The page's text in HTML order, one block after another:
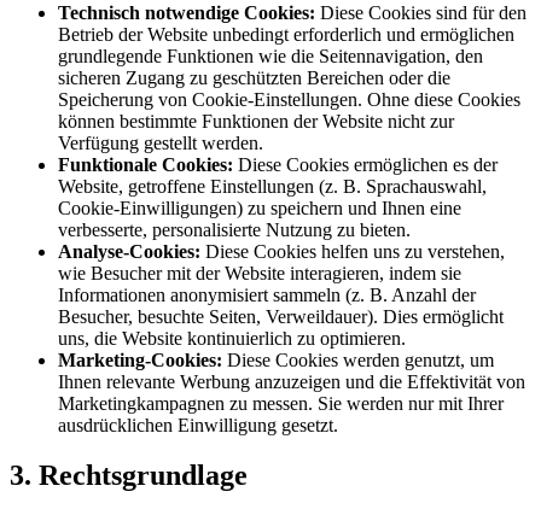
Technisch notwendige Cookies: Diese Cookies sind für den
Betrieb der Website unbedingt erforderlich und ermöglichen
grundlegende Funktionen wie die Seitennavigation, den
sicheren Zugang zu geschützten Bereichen oder die
Speicherung von Cookie-Einstellungen. Ohne diese Cookies
können bestimmte Funktionen der Website nicht zur
Verfügung gestellt werden.
Funktionale Cookies: Diese Cookies ermöglichen es der
Website, getroffene Einstellungen (z. B. Sprachauswahl,
Cookie-Einwilligungen) zu speichern und Ihnen eine
verbesserte, personalisierte Nutzung zu bieten.
Analyse-Cookies: Diese Cookies helfen uns zu verstehen,
wie Besucher mit der Website interagieren, indem sie
Informationen anonymisiert sammeln (z. B. Anzahl der
Besucher, besuchte Seiten, Verweildauer). Dies ermöglicht
uns, die Website kontinuierlich zu optimieren.
Marketing-Cookies: Diese Cookies werden genutzt, um
Ihnen relevante Werbung anzuzeigen und die Effektivität von
Marketingkampagnen zu messen. Sie werden nur mit Ihrer
ausdrücklichen Einwilligung gesetzt.
3. Rechtsgrundlage